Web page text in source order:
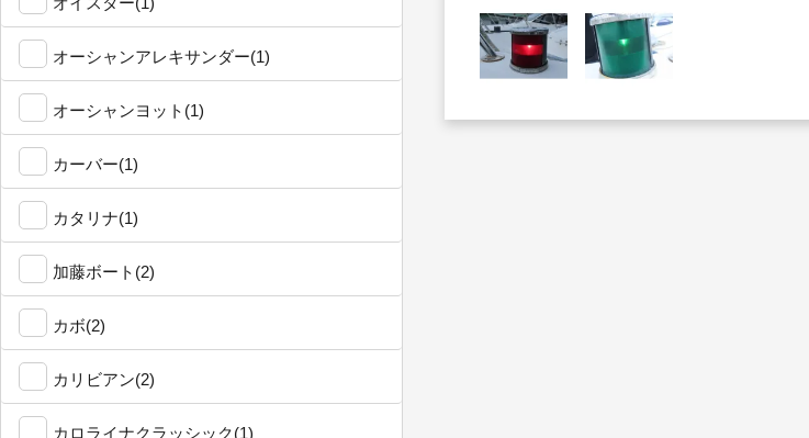
オーシャンアレキサンダー(1)
オーシャンヨット(1)
カーバー(1)
カタリナ(1)
加藤ボート(2)
カボ(2)
カリビアン(2)
カロライナクラッシック(1)